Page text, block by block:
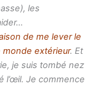
les
de me lever le
monde extérieur. Et
je suis tombé nez
l’œil. Je commence